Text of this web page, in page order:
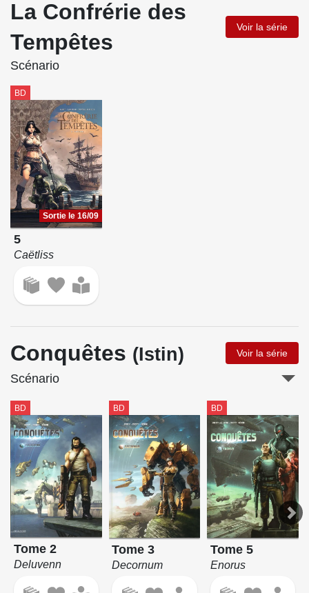
La Confrérie des
Tempêtes
Voir la série
Scénario
BD
Sortie le 16/09
5
Caëtliss
Conquêtes (Istin) Voir la série
Scénario
BD
Tome 2
Deluvenn
BD
Tome 3
Decornum
BD
Tome 5
Enorus